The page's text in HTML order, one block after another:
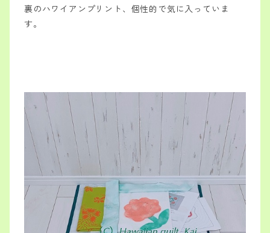
裏のハワイアンプリント、個性的で気に入っていま
す。